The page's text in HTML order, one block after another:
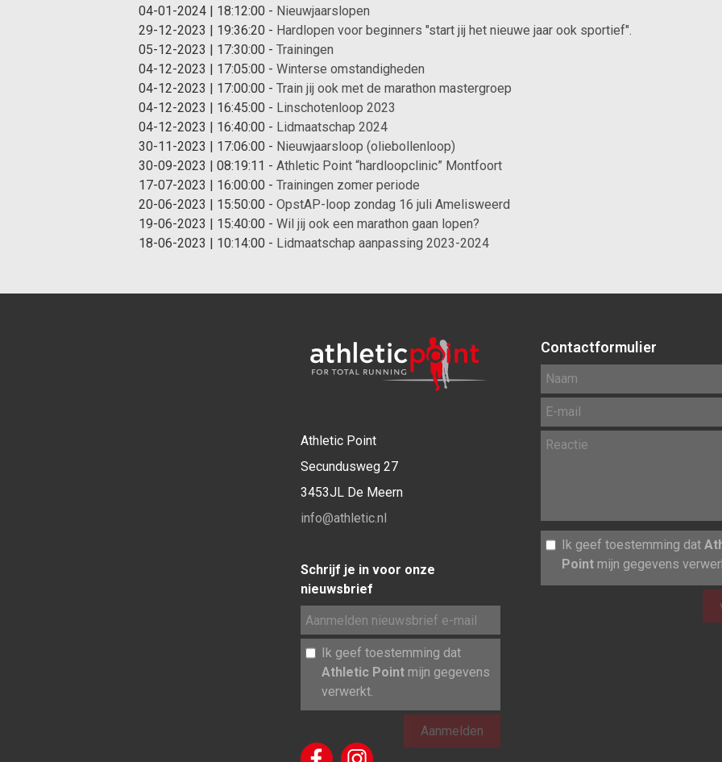
04-01-2024 | 18:12:00 - Nieuwjaarslopen
29-12-2023 | 19:36:20 - Hardlopen voor beginners "start jij het nieuwe jaar ook sportief".
05-12-2023 | 17:30:00 - Trainingen
04-12-2023 | 17:05:00 - Winterse omstandigheden
04-12-2023 | 17:00:00 - Train jij ook met de marathon mastergroep
04-12-2023 | 16:45:00 - Linschotenloop 2023
04-12-2023 | 16:40:00 - Lidmaatschap 2024
30-11-2023 | 17:06:00 - Nieuwjaarsloop (oliebollenloop)
30-09-2023 | 08:19:11 - Athletic Point “hardloopclinic” Montfoort
17-07-2023 | 16:00:00 - Trainingen zomer periode
20-06-2023 | 15:50:00 - OpstAP-loop zondag 16 juli Amelisweerd
19-06-2023 | 15:40:00 - Wil jij ook een marathon gaan lopen?
18-06-2023 | 10:14:00 - Lidmaatschap aanpassing 2023-2024
Athletic Point
Secundusweg 27
3453JL De Meern
info@athletic.nl
Schrijf je in voor onze
nieuwsbrief
Ik geef toestemming dat
Athletic Point mijn gegevens
verwerkt.
Contactformulier
Ik geef toestemming dat
Point mijn gegevens